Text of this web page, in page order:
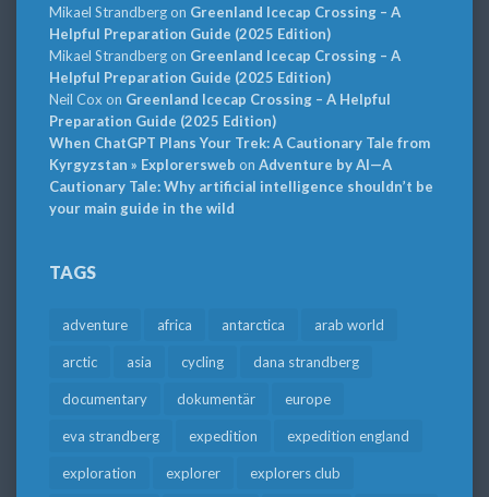
Mikael Strandbergon Greenland Icecap Crossing – A
Helpful Preparation Guide (2025 Edition)
Mikael Strandbergon Greenland Icecap Crossing – A
Helpful Preparation Guide (2025 Edition)
Neil Cox on Greenland Icecap Crossing – A Helpful
Preparation Guide (2025 Edition)
When ChatGPT Plans Your Trek: A Cautionary Tale from
Kyrgyzstan » Explorersweb on Adventure by AI—A
Cautionary Tale: Why artificial intelligence shouldn’t be
your main guide in the wild
TAGS
adventure africa antarctica arab world
arctic asia cycling dana strandberg
documentary dokumentär europe
eva strandberg expedition expedition england
exploration explorer explorers club